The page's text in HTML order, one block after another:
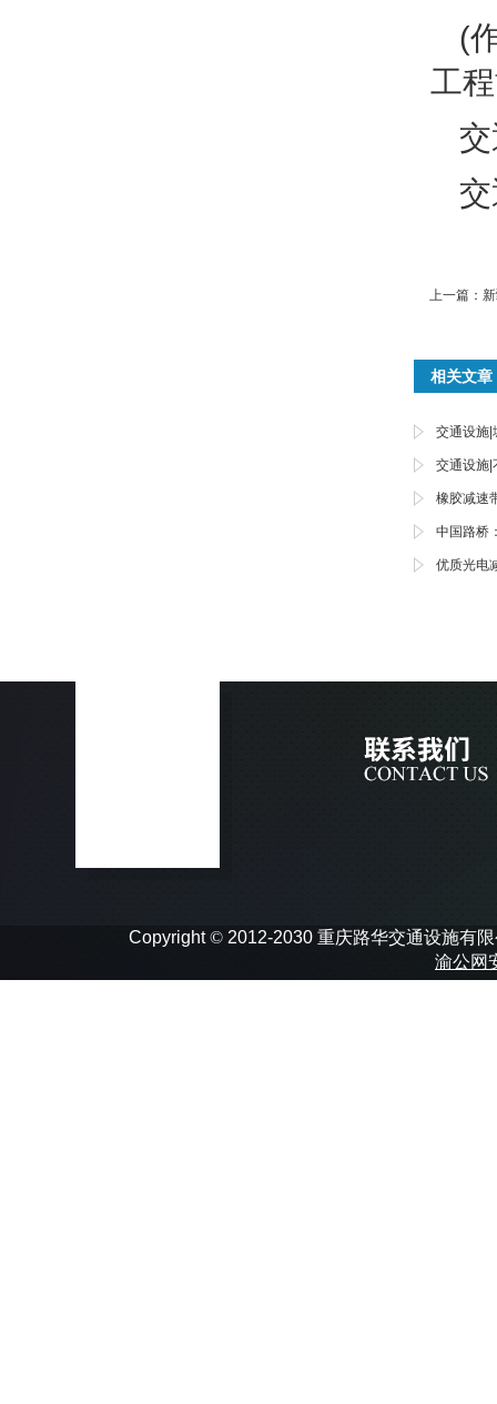
(
工
上一篇：
相关文章
交通设施|
交通设施|
橡胶减速
中国路桥
优质光电
Copyright© 2012-2030 重庆路华交通设施有
渝公网